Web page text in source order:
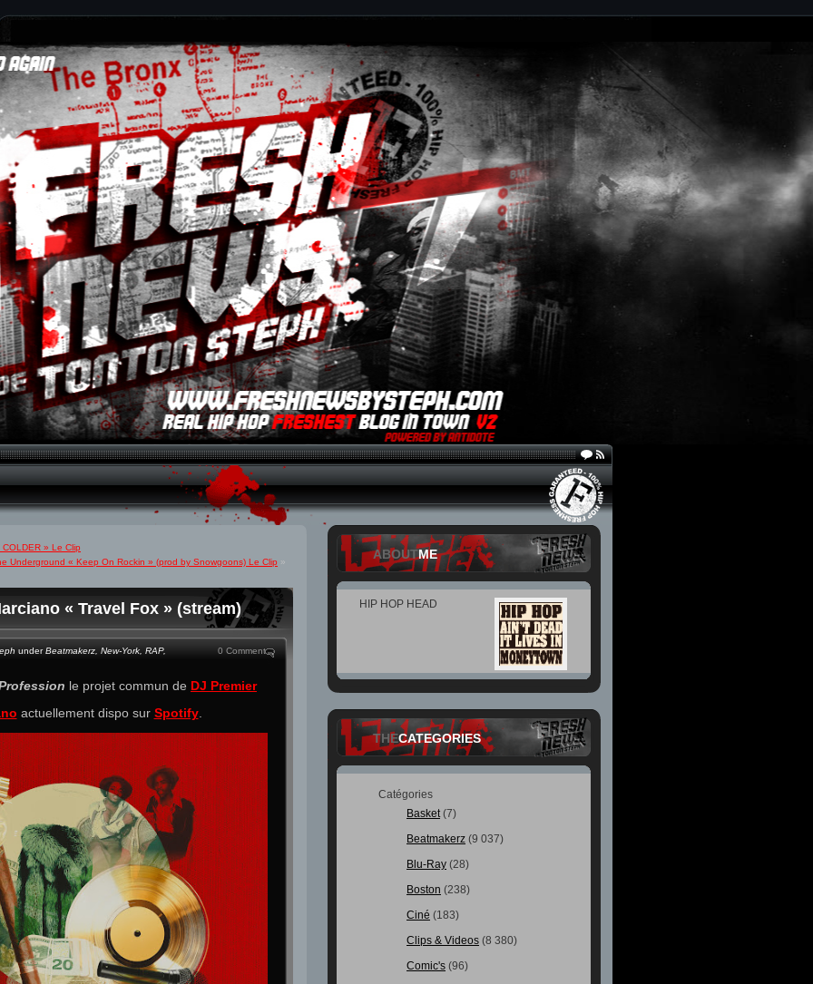
» Le Clip
Underground « Keep On Rockin » (prod by Snowgoons) Le Clip »
« Travel Fox » (stream)
underBeatmakerz New-York RAP, 0 Comment
le projet commun de DJ Premier
actuellement dispo sur Spotify.
ABOUTME
HIP HOP HEAD
THECATEGORIES
Catégories
Basket(7)
Beatmakerz (9 037)
Blu-Ray (28)
Boston (238)
Ciné (183)
Clips & Videos (8 380)
Comic's (96)